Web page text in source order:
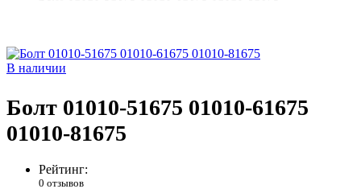
В наличии
Болт 01010-51675 01010-61675
01010-81675
Рейтинг:
0 отзывов